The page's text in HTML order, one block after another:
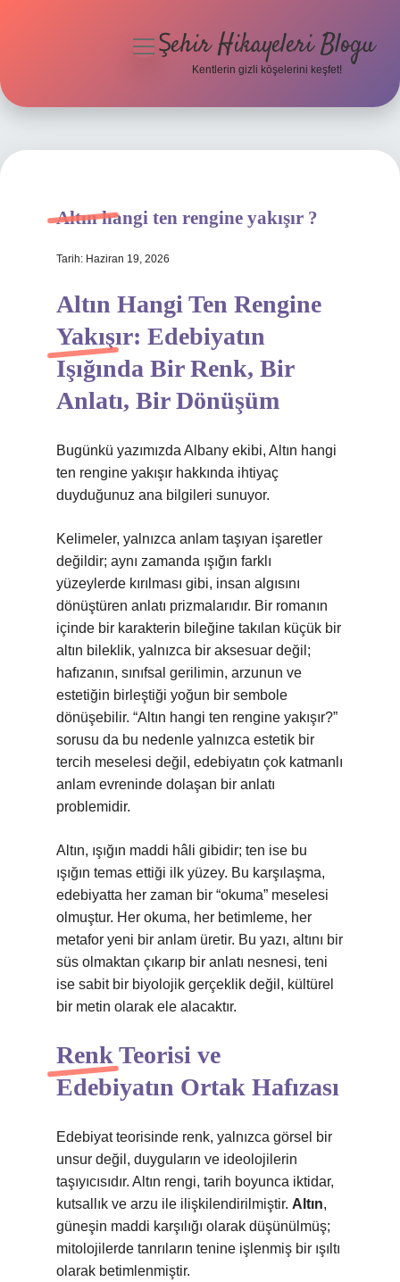
Hakkımızda
menüyüŞehir Hikayeleri Blogu
Kentlerin gizli köşelerini keşfet!
Altın hangi ten rengine yakışır ?
Tarih: Haziran 19, 2026
Altın Hangi Ten Rengine
Yakışır: Edebiyatın
Işığında Bir Renk, Bir
Anlatı, Bir Dönüşüm
Bugünkü yazımızda Albany ekibi, Altın hangi
ten rengine yakışır hakkında ihtiyaç
duyduğunuz ana bilgileri sunuyor.
Kelimeler, yalnızca anlam taşıyan işaretler
değildir; aynı zamanda ışığın farklı
yüzeylerde kırılması gibi, insan algısını
dönüştüren anlatı prizmalarıdır. Bir romanın
içinde bir karakterin bileğine takılan küçük bir
altın bileklik, yalnızca bir aksesuar değil;
hafızanın, sınıfsal gerilimin, arzunun ve
estetiğin birleştiği yoğun bir sembole
dönüşebilir. “Altın hangi ten rengine yakışır?”
sorusu da bu nedenle yalnızca estetik bir
tercih meselesi değil, edebiyatın çok katmanlı
anlam evreninde dolaşan bir anlatı
problemidir.
Altın, ışığın maddi hâli gibidir; ten ise bu
ışığın temas ettiği ilk yüzey. Bu karşılaşma,
edebiyatta her zaman bir “okuma” meselesi
olmuştur. Her okuma, her betimleme, her
metafor yeni bir anlam üretir. Bu yazı, altını bir
süs olmaktan çıkarıp bir anlatı nesnesi, teni
ise sabit bir biyolojik gerçeklik değil, kültürel
bir metin olarak ele alacaktır.
Renk Teorisi ve
Edebiyatın Ortak Hafızası
Edebiyat teorisinde renk, yalnızca görsel bir
unsur değil, duyguların ve ideolojilerin
taşıyıcısıdır. Altın rengi, tarih boyunca iktidar,
kutsallık ve arzu ile ilişkilendirilmiştir. Altın,
güneşin maddi karşılığı olarak düşünülmüş;
mitolojilerde tanrıların tenine işlenmiş bir ışıltı
olarak betimlenmiştir.